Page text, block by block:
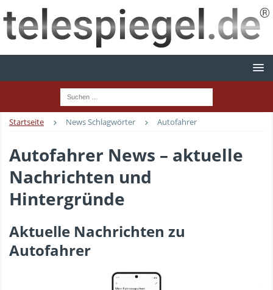
Startseite News Schlagwörter Autofahrer
Autofahrer News – aktuelle
Nachrichten und
Hintergründe
Aktuelle Nachrichten zu
Autofahrer